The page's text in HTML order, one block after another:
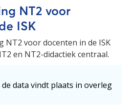
NT2 voor
ISK
NT2 voor docenten in de ISK
en NT2-didactiek centraal.
data vindt plaats in overleg